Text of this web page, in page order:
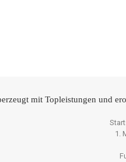
mit Topleistungen und
1.